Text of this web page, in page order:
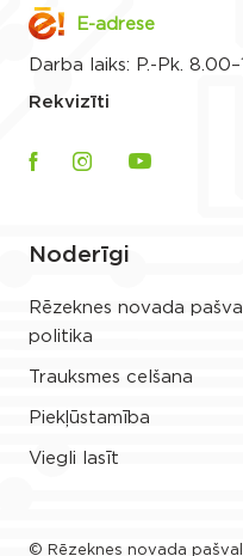
E-adrese
Darba laiks: P.-Pk.
Rekvizīti
Noderīgi
Rēzeknes novada
politika
Trauksmes celšana
Piekļūstamība
Viegli lasīt
© Rēzeknes novada